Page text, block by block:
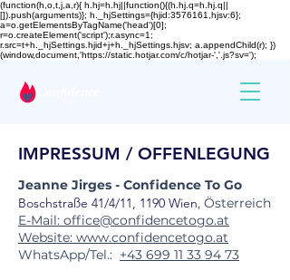
(function(h,o,t,j,a,r){ h.hj=h.hj||function(){(h.hj.q=h.hj.q||
[]).push(arguments)}; h._hjSettings={hjid:3576161,hjsv:6};
a=o.getElementsByTagName('head')[0];
r=o.createElement('script');r.async=1;
r.src=t+h._hjSettings.hjid+j+h._hjSettings.hjsv; a.appendChild(r); })
(window,document,'https://static.hotjar.com/c/hotjar-','.js?sv=');
IMPRESSUM / OFFENLEGUNG
Jeanne Jirges - Confidence To Go
Boschstraße 41/4/11, 1190 Wien, Österreich
E-Mail: office@confidencetogo.at
Website: www.confidencetogo.at
WhatsApp/Tel.: +43 699 11 33 94 73